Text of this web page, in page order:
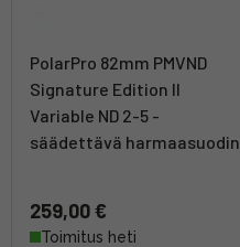
PolarPro 82mm PMVND
Signature Edition II
Variable ND 2-5 -
säädettävä harmaasuodin
259,00 €
Toimitus heti